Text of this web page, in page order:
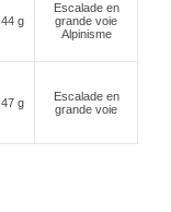
44 g
Escalade en
grande voie
Alpinisme
47 g
Escalade en
grande voie